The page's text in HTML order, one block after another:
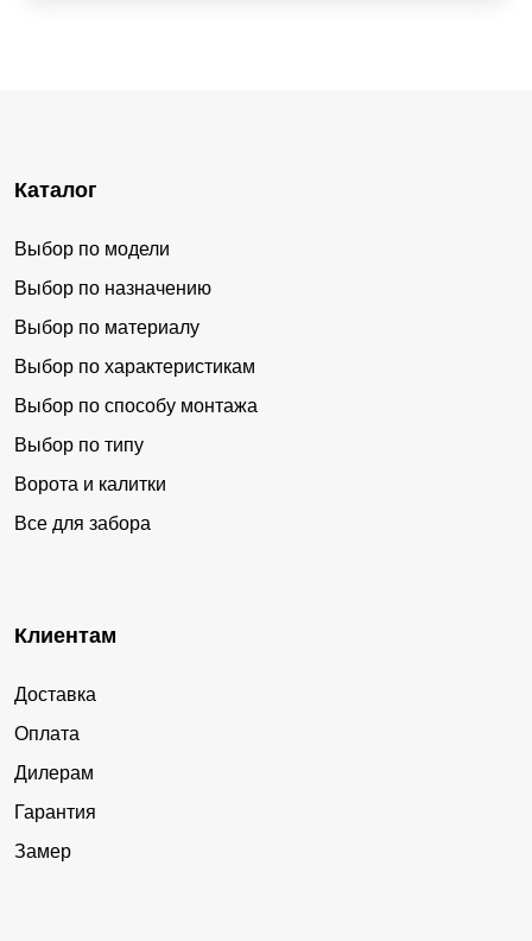
Каталог
Выбор по модели
Выбор по назначению
Выбор по материалу
Выбор по характеристикам
Выбор по способу монтажа
Выбор по типу
Ворота и калитки
Все для забора
Клиентам
Доставка
Оплата
Дилерам
Гарантия
Замер